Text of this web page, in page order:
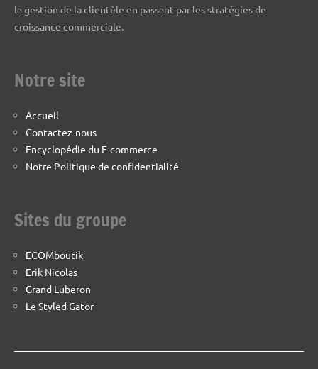
la gestion de la clientèle en passant par les stratégies de
croissance commerciale.
Notre site
Accueil
Contactez-nous
Encyclopédie du E-commerce
Notre Politique de confidentialité
Sites du groupe
ECOMboutik
Erik Nicolas
Grand Luberon
Le Styled Gator